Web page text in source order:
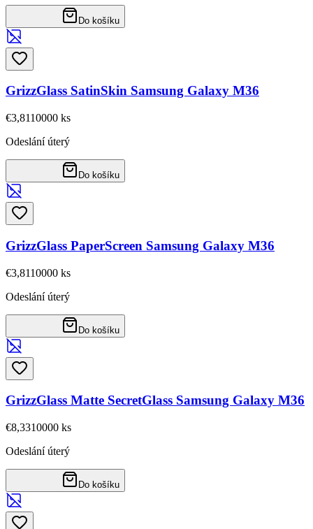
Do košíku
GrizzGlass SatinSkin Samsung Galaxy M36
€3,8110000 ks
Odeslání úterý
Do košíku
GrizzGlass PaperScreen Samsung Galaxy M36
€3,8110000 ks
Odeslání úterý
Do košíku
GrizzGlass Matte SecretGlass Samsung Galaxy M36
€8,3310000 ks
Odeslání úterý
Do košíku